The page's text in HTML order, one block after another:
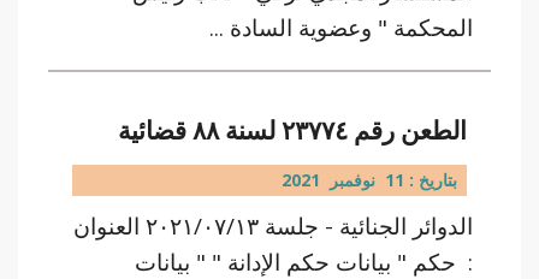
المحكمة " وعضوية السادة ...
الطعن رقم ٢٣٧٧٤ لسنة ٨٨ قضائية
بتاريخ : 11 نوفمبر 2021
الدوائر الجنائية - جلسة ٢٠٢١/٠٧/١٣ العنوان
: حكم " بيانات حكم الإدانة " " بيانات